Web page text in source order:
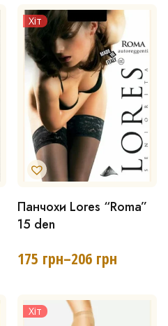
варіантів.
Параметри
можна
вибрати
сторінці
товару
Хіт
Панчохи Lores “Roma”
15 den
175 грн–206 грн
Діапазон
від
175 грн
Цей
товар
має
варіантів.
Параметри
Хіт